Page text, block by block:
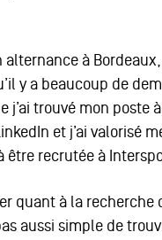
alternance à
y a beaucoup de
trouvé mon poste
et j’ai valorisé
être recrutée à
quant à la recherche
aussi simple de